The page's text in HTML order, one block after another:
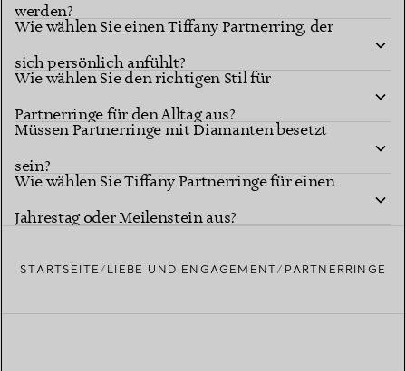
werden?
Wie wählen Sie einen Tiffany Partnerring, der
sich persönlich anfühlt?
Wie wählen Sie den richtigen Stil für
Partnerringe für den Alltag aus?
Müssen Partnerringe mit Diamanten besetzt
sein?
Wie wählen Sie Tiffany Partnerringe für einen
Jahrestag oder Meilenstein aus?
STARTSEITE LIEBE UND ENGAGEMENT PARTNERRINGE